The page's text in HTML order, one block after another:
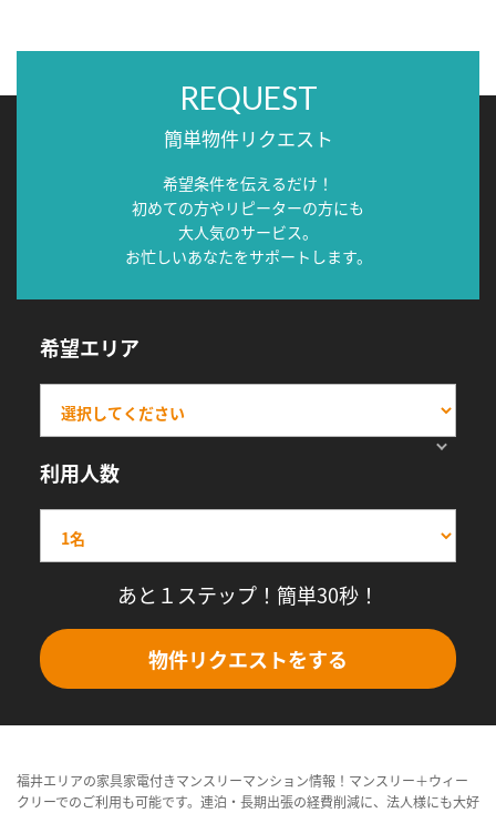
REQUEST
簡単物件リクエスト
希望条件を伝えるだけ！
初めての方やリピーターの方にも
大人気のサービス。
お忙しいあなたをサポートします。
希望エリア
利用人数
あと１ステップ！簡単30秒！
物件リクエストをする
福井エリアの家具家電付きマンスリーマンション情報！マンスリー＋ウィー
クリーでのご利用も可能です。連泊・長期出張の経費削減に、法人様にも大好